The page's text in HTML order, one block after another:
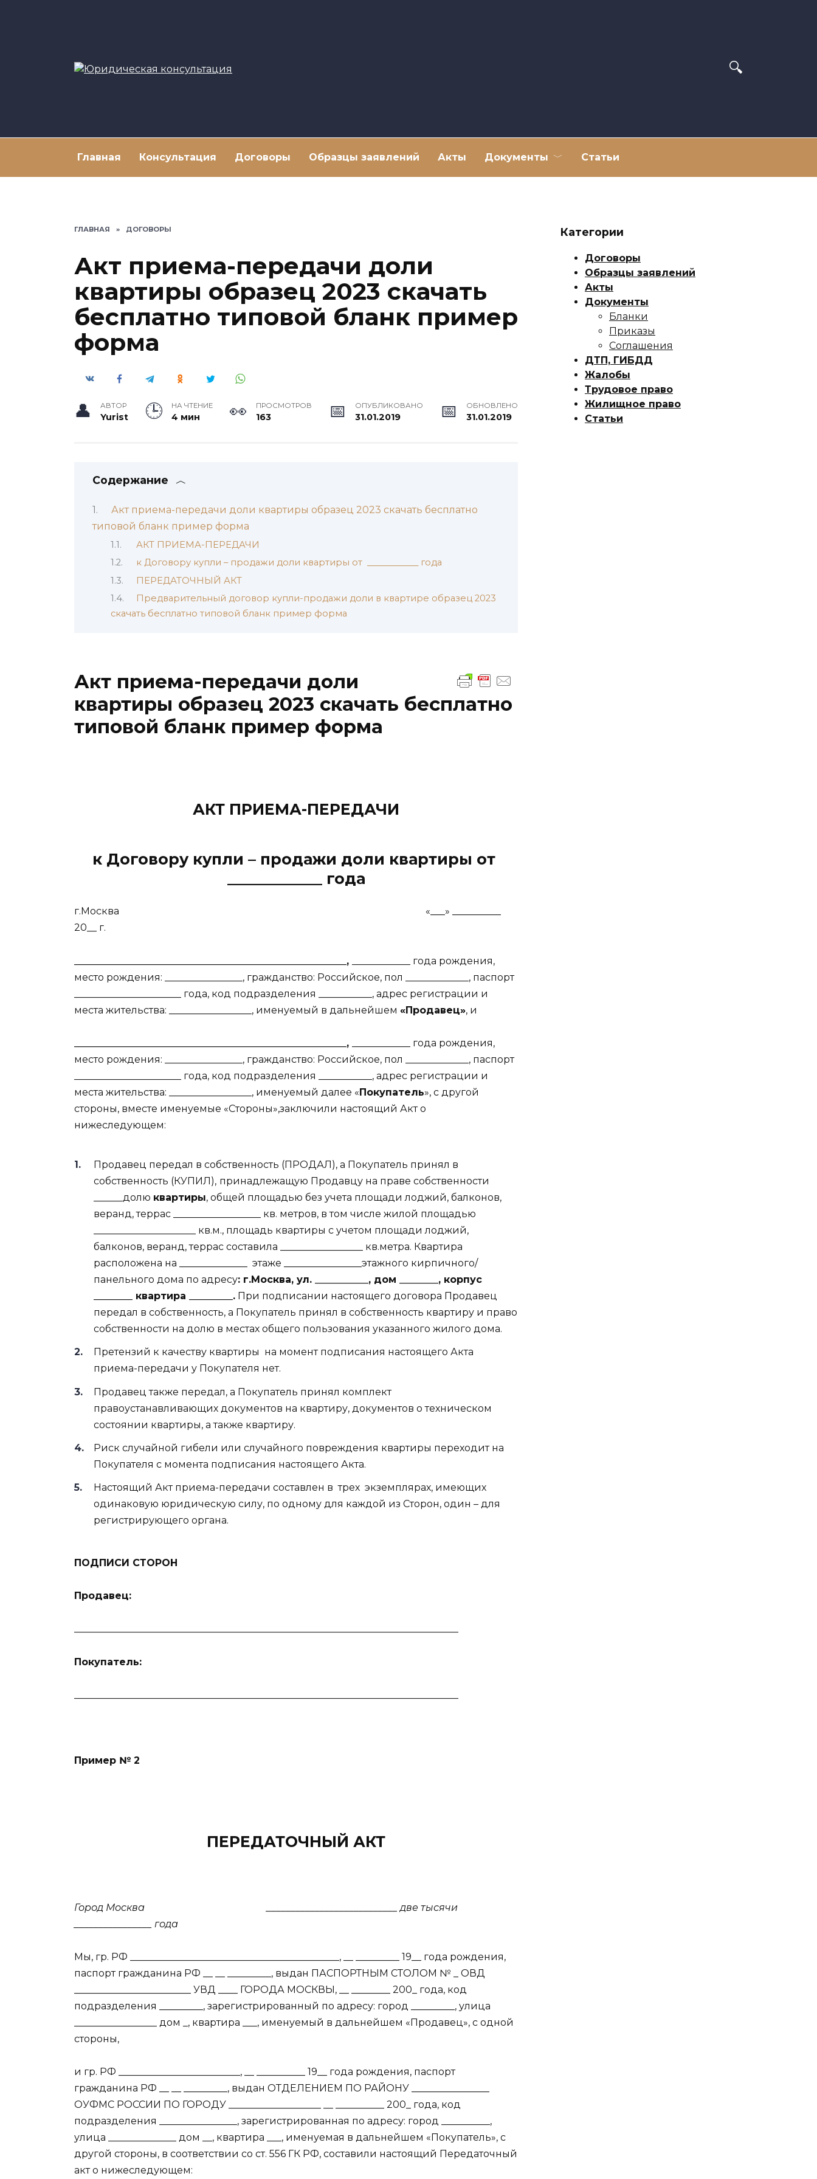
Главная Консультация Договоры Образцы заявлений Акты Документы Статьи
ГЛАВНАЯ » ДОГОВОРЫ
Акт приема-передачи доли
квартиры образец 2023 скачать
бесплатно типовой бланк пример
форма
АВТОР
Yurist
НА ЧТЕНИЕ
4 мин
ПРОСМОТРОВ
163
ОПУБЛИКОВАНО
31.01.2019
ОБНОВЛЕНО
31.01.2019
Содержание
Акт приема-передачи доли квартиры образец 2023 скачать бесплатно
типовой бланк пример форма
АКТ ПРИЕМА-ПЕРЕДАЧИ
к Договору купли – продажи доли квартиры от ____________ года
ПЕРЕДАТОЧНЫЙ АКТ
Предварительный договор купли-продажи доли в квартире образец 2023
скачать бесплатно типовой бланк пример форма
Акт приема-передачи доли
квартиры образец 2023 скачать бесплатно
типовой бланк пример форма
АКТ ПРИЕМА-ПЕРЕДАЧИ
к Договору купли – продажи доли квартиры от
____________ года
г.Москва «___» __________
20__ г.
________________________________________________________,
____________ года рождения,
место рождения: ________________, гражданство: Российское, пол _____________, паспорт
______________________ года, код подразделения ___________, адрес регистрации и
места жительства: _________________, именуемый в дальнейшем «Продавец», и
________________________________________________________,
____________ года рождения,
место рождения: ________________, гражданство: Российское, пол _____________, паспорт
______________________ года, код подразделения ___________, адрес регистрации и
места жительства: _________________, именуемый далее «Покупатель», с другой
стороны, вместе именуемые «Стороны»,заключили настоящий Акт о
нижеследующем:
Продавец передал в собственность (ПРОДАЛ), а Покупатель принял в
собственность (КУПИЛ), принадлежащую Продавцу на праве собственности
______долю квартиры, общей площадью без учета площади лоджий, балконов,
веранд, террас __________________ кв. метров, в том числе жилой площадью
_____________________ кв.м., площадь квартиры с учетом площади лоджий,
балконов, веранд, террас составила _________________ кв.метра. Квартира
расположена на ______________
этаже ________________этажного кирпичного/
панельного дома по адресу: г.Москва, ул. ___________, дом ________, корпус
________ квартира _________. При подписании настоящего договора Продавец
передал в собственность, а Покупатель принял в собственность квартиру и право
собственности на долю в местах общего пользования указанного жилого дома.
Претензий к качеству квартиры на момент подписания настоящего Акта
приема-передачи у Покупателя нет.
Продавец также передал, а Покупатель принял комплект
правоустанавливающих документов на квартиру, документов о техническом
состоянии квартиры, а также квартиру.
Риск случайной гибели или случайного повреждения квартиры переходит на
Покупателя с момента подписания настоящего Акта.
Настоящий Акт приема-передачи составлен в трех экземплярах, имеющих
одинаковую юридическую силу, по одному для каждой из Сторон, один – для
регистрирующего органа.
ПОДПИСИ СТОРОН
Продавец:
Покупатель:
Пример № 2
ПЕРЕДАТОЧНЫЙ АКТ
Город Москва ___________________________ две тысячи
________________ года
Мы, гр. РФ ___________________________________________, __ _________ 19__ года рождения,
паспорт гражданина РФ __ __ _________, выдан ПАСПОРТНЫМ СТОЛОМ № _ ОВД
________________________ УВД ____ ГОРОДА МОСКВЫ, __ ________ 200_ года, код
подразделения _________, зарегистрированный по адресу: город _________, улица
_________________ дом _, квартира ___, именуемый в дальнейшем «Продавец», с одной
стороны,
и гр. РФ _________________________, __ __________ 19__ года рождения, паспорт
гражданина РФ __ __ _________, выдан ОТДЕЛЕНИЕМ ПО РАЙОНУ ________________
ОУФМС РОССИИ ПО ГОРОДУ ___________________ __ __________ 200_ года, код
подразделения ________________, зарегистрированная по адресу: город __________,
улица ______________ дом __, квартира ___, именуемая в дальнейшем «Покупатель», с
другой стороны, в соответствии со ст. 556 ГК РФ, составили настоящий Передаточный
акт о нижеследующем:
Категории
Договоры
Образцы заявлений
Акты
Документы
Бланки
Приказы
Соглашения
ДТП, ГИБДД
Жалобы
Трудовое право
Жилищное право
Статьи